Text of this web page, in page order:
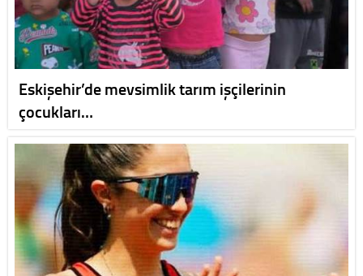
Eskişehir’de mevsimlik tarım işçilerinin
çocukları…